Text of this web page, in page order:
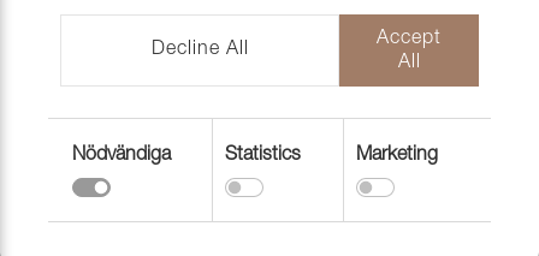
Betalning och leverans
Decline All
Accept
All
Nödvändiga Statistics Marketing